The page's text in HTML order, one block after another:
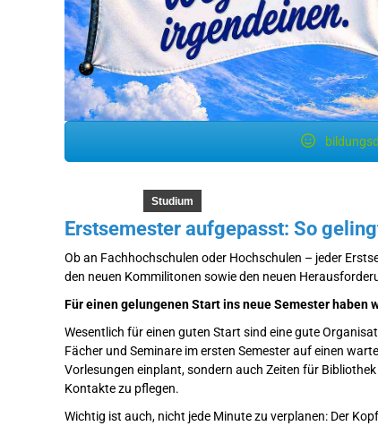
Studium
Erstsemester aufgepasst: So
Ob an Fachhochschulen oder Hochschulen – jeder
den neuen Kommilitonen sowie den neuen
Für einen gelungenen Start ins neue Semester
Wesentlich für einen guten Start sind eine gute
Fächer und Seminare im ersten Semester auf einen
Vorlesungen einplant, sondern auch Zeiten für
Kontakte zu pflegen.
Wichtig ist auch, nicht jede Minute zu verplanen: Der